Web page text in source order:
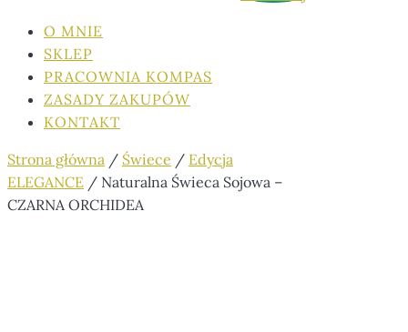
O MNIE
SKLEP
PRACOWNIA KOMPAS
ZASADY ZAKUPÓW
KONTAKT
Strona główna / Świece / Edycja
ELEGANCE / Naturalna Świeca Sojowa –
CZARNA ORCHIDEA